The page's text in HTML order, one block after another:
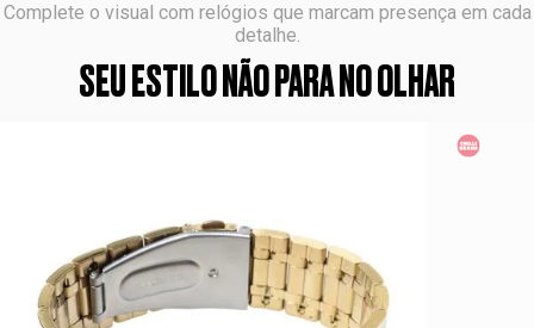
Complete o visual com relógios que marcam presença em cada
detalhe.
SEU ESTILO NÃO PARA NO OLHAR